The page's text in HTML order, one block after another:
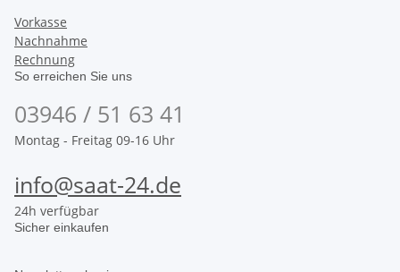
Vorkasse
Nachnahme
Rechnung
So erreichen Sie uns
03946 / 51 63 41
Montag - Freitag 09-16 Uhr
info@saat-24.de
24h verfügbar
Sicher einkaufen